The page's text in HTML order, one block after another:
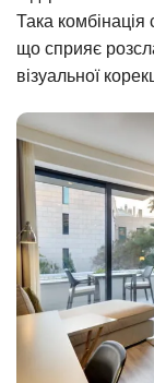
Така
що сприяє
візуальної